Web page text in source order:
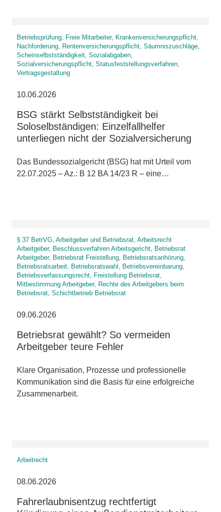
Betriebsprüfung, Freie Mitarbeiter, Krankenversicherungspflicht,
Nachforderung, Rentenversicherungspflicht, Säumniszuschläge,
Scheinselbstständigkeit, Sozialabgaben,
Sozialversicherungspflicht, Statusfeststellungsverfahren,
Vertragsgestaltung
10.06.2026
BSG stärkt Selbstständigkeit bei
Soloselbständigen: Einzelfallhelfer
unterliegen nicht der Sozialversicherung
Das Bundessozialgericht (BSG) hat mit Urteil vom
22.07.2025 – Az.: B 12 BA 14/23 R – eine…
§ 37 BetrVG, Arbeitgeber und Betriebsrat, Arbeitsrecht
Arbeitgeber, Beschlussverfahren Arbeitsgericht, Betriebsrat
Arbeitgeber, Betriebsrat Freistellung, Betriebsratsanhörung,
Betriebsratsarbeit, Betriebsratswahl, Betriebsvereinbarung,
Betriebsverfassungsrecht, Freistellung Betriebsrat,
Mitbestimmung Arbeitgeber, Rechte des Arbeitgebers beim
Betriebsrat, Schichtbetrieb Betriebsrat
09.06.2026
Betriebsrat gewählt? So vermeiden
Arbeitgeber teure Fehler
Klare Organisation, Prozesse und professionelle
Kommunikation sind die Basis für eine erfolgreiche
Zusammenarbeit.
Arbeitrecht
08.06.2026
Fahrerlaubnisentzug rechtfertigt